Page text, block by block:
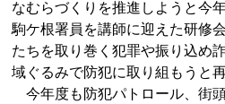
なむらづくりを推進しようと今
駒ケ根署員を講師に迎えた研修
たちを取り巻く犯罪や振り込め
域ぐるみで防犯に取り組もうと
今年度も防犯パトロール、街